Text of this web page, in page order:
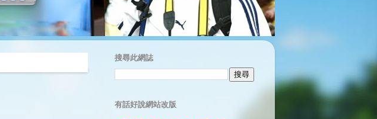
搜尋此網誌
有話好說網站改版